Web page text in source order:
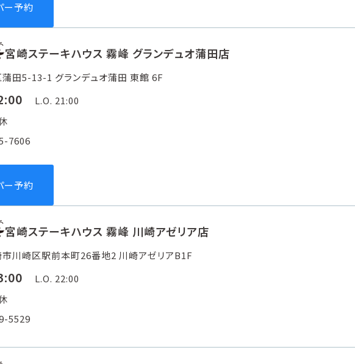
ー予約
宮崎ステーキハウス 霧峰 グランデュオ蒲田店
田5-13-1 グランデュオ蒲田 東館 6F
L.O. 21:00
7606
ー予約
宮崎ステーキハウス 霧峰 川崎アゼリア店
川崎区駅前本町26番地2 川崎アゼリアB1F
L.O. 22:00
5529